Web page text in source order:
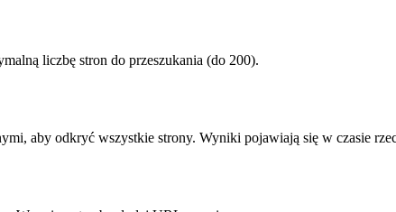
liczbę stron do przeszukania (do 200).
aby odkryć wszystkie strony. Wyniki pojawiają się w czasie